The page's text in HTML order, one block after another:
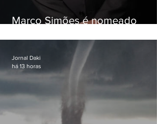
Marco Simões é nomeado
Jornal Daki
há 13 horas